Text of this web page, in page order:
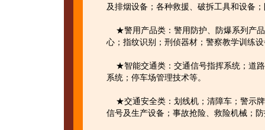
及排烟设备；各种救援、破拆工具和设备
★警用产品类：警用防护、防爆系列产品
心；指纹识别；刑侦器材；警察教学训练
★智能交通类：交通信号指挥系统；道路
系统；停车场管理技术等。
★交通安全类：划线机；清障车；警示牌
信号及生产设备；事故抢险、救险机械；